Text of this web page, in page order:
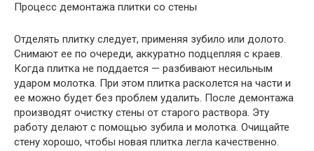
Процесс демонтажа плитки со стены
Отделять плитку следует, применяя зубило или долото.
Снимают ее по очереди, аккуратно подцепляя с краев.
Когда плитка не поддается — разбивают несильным
ударом молотка. При этом плитка расколется на части и
ее можно будет без проблем удалить. После демонтажа
производят очистку стены от старого раствора. Эту
работу делают с помощью зубила и молотка. Очищайте
стену хорошо, чтобы новая плитка легла качественно.